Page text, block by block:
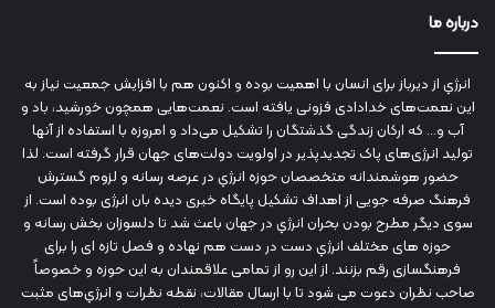
درباره ما
انرژي‌ از دیرباز برای انسان با اهمیت بوده و اکنون هم با افزایش جمعیت نیاز به
این نعمت‌های خدادادی فزونی یافته است. نعمت‌هایی همچون خورشید، باد و
آب و... که ارکان زندگی گذشتگان را تشکیل می‌داد و امروزه با استفاده از آنها
تولید انرژی‌های پاک تجدیدپذیر در اولویت دولت‌های جهان قرار گرفته است. لذا
حضور هوشمندانه متخصصان حوزه انرژي در عرصه رسانه و لزوم گسترش
فرهنگ صرفه جویی از اهداف تشکیل پایگاه خبری دیده بان انرژی بوده است. از
سوی دیگر مطرح بودن بحران انرژي در جهان باعث شد تا دلسوزان بخش رسانه و
حوزه های مختلف انرژي دست در دست هم نهاده و فصل تازه ای را برای
فرهنگسازی رقم بزنند. از این رو از تمامی علاقمندان به این حوزه و خصوصاً
صاحب نظران دعوت می شود تا با ارسال مقالات، نقطه نظرات و انرژي‌های مثبت